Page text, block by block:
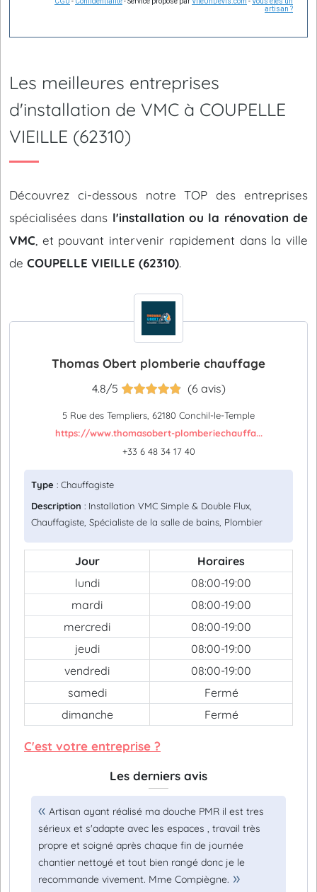
artisan ?
Les meilleures entreprises
d'installation de VMC à COUPELLE
VIEILLE (62310)
Découvrez ci-dessous notre TOP des entreprises
spécialisées dans l'installation ou la rénovation de
VMC , et pouvant intervenir rapidement dans la ville
de COUPELLE VIEILLE (62310).
Thomas Obert plomberie chauffage
4.8/5 (6 avis)
5 Rue des Templiers, 62180 Conchil-le-Temple
https://www.thomasobert-plomberiechauffa...
+33 6 48 34 17 40
Type : Chauffagiste
Description : Installation VMC Simple & Double Flux,
Chauffagiste, Spécialiste de la salle de bains, Plombier
Jour
Horaires
lundi
08:00-19:00
mardi
08:00-19:00
mercredi
08:00-19:00
jeudi
08:00-19:00
vendredi
08:00-19:00
samedi
Fermé
dimanche
Fermé
C'est votre entreprise ?
Les derniers avis
Artisan ayant réalisé ma douche PMR il est tres
sérieux et s'adapte avec les espaces , travail très
propre et soigné après chaque fin de journée
chantier nettoyé et tout bien rangé donc je le
recommande vivement. Mme Compiègne.